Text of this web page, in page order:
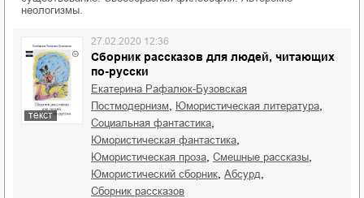
неологизмы.
текст
Сборник рассказов для людей, читающих
по-русски
27.02.2020 12:36
Екатерина Рафалюк-Бузовская
постмодернизм
юмористическая литература
социальная фантастика
юмористическая фантастика
юмористическая проза смешные рассказы
юмористический сборник абсурд
сборник рассказов